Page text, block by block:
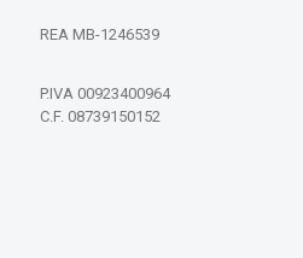
REA MB-1246539
P.IVA 00923400964
C.F. 08739150152